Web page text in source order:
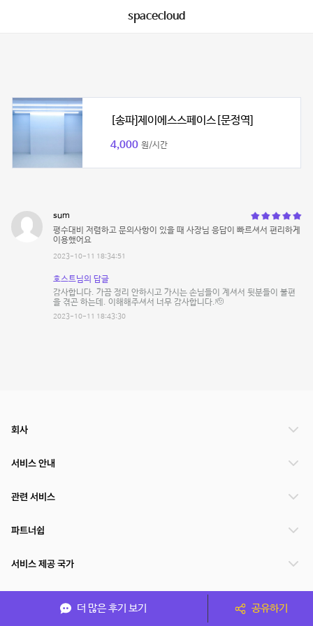
spacecloud
[송파]제이에스스페이스[문정역]
4,000 원/시간
sum
평수대비 저렴하고 문의사항이 있을 때 사장님 응답이 빠르셔서 편리하게
이용했어요
2023-10-11 18:34:51
호스트님의 답글
감사합니다. 가끔 정리 안하시고 가시는 손님들이 계셔서 뒷분들이 불편
을 겪곤 하는데. 이해해주셔서 너무 감사합니다.🫡
2023-10-11 18:43:30
더 많은 후기 보기 공유하기
회사
서비스 안내
관련 서비스
파트너쉽
서비스 제공 국가
(주)NSPACE 사업자정보